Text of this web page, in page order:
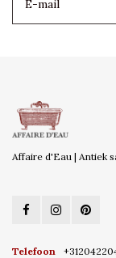
Affaire d'Eau | Antiek
Telefoon